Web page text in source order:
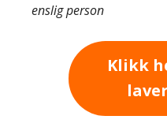
enslig person
Klikk